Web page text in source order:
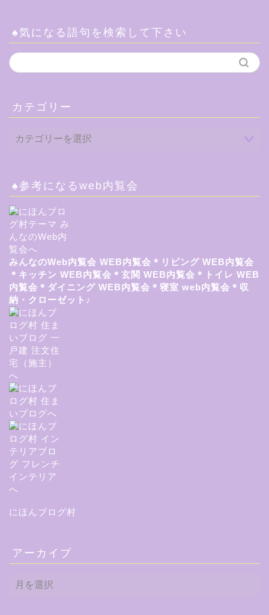
♠気になる語句を検索して下さい
カテゴリー
♠参考になるweb内覧会
みんなのWeb内覧会 WEB内覧会＊リビング WEB内覧会
＊キッチン WEB内覧会＊玄関 WEB内覧会＊トイレ WEB
内覧会＊ダイニング WEB内覧会＊寝室 web内覧会＊収
納・クローゼット♪
にほんブログ村
アーカイブ
ー